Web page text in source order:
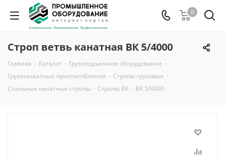
0
Строп ветвь канатная ВК 5/4000
Главная - Каталог - Грузоподъемное оборудование -
Грузозахватные приспособления - Стропы грузовые -
Стальные канатные стропы - Стропы ВК - ВК 5/4000